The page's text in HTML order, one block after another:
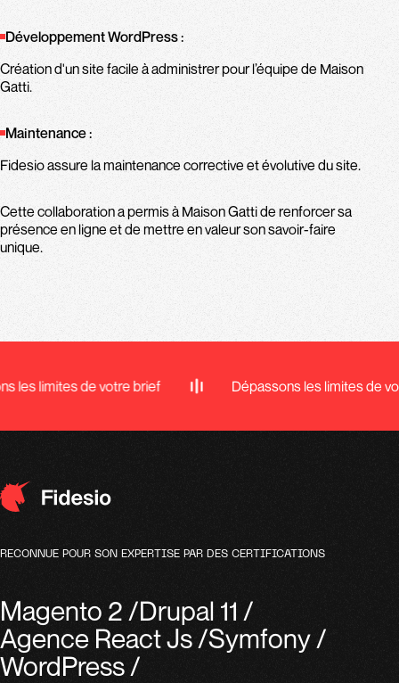
Développement WordPress :
Création d'un site facile à administrer pour l’équipe de Maison
Gatti.
Maintenance :
Fidesio assure la maintenance corrective et évolutive du site.
Cette collaboration a permis à Maison Gatti de renforcer sa
présence en ligne et de mettre en valeur son savoir-faire
unique.
les limites de votre brief Dépassons les limites de
RECONNUE POUR SON EXPERTISE PAR DES CERTIFICATIONS
Magento 2 /Drupal 11 /
Agence React Js/Symfony/
WordPress/